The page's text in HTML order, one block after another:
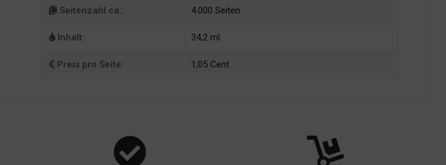
Seitenzahl ca.: 4.000 Seiten
Inhalt: 34,2 ml
Preis pro Seite: 1,05 Cent